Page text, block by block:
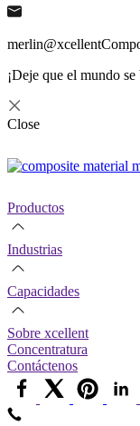
¡Deje que el mundo
Close
Productos
Industrias
Capacidades
Sobre xcellent
Concentratura
Contáctenos